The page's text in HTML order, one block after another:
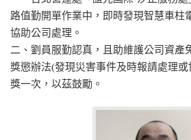
路值勤開單作業中，即時發現智慧車柱
協助公司處理。
二、劉員服勤認真，且助維護公司資產
獎懲辦法(發現災害事件及時報請處理
獎一次，以茲鼓勵。